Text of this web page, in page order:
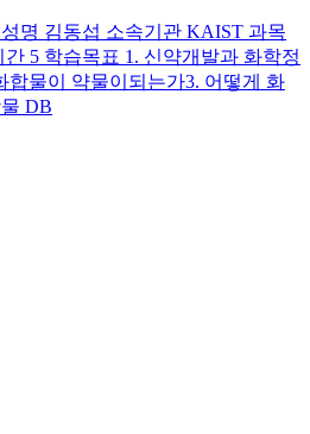
명 김동섭 소속기관 KAIST 과목
5 학습목표 1. 신약개발과 화학정
합물이 약물이되는가3. 어떻게 화
DB